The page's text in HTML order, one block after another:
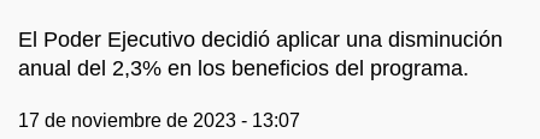
El Poder Ejecutivo decidió aplicar una disminución
anual del 2,3% en los beneficios del programa.
17 de noviembre de 2023 - 13:07